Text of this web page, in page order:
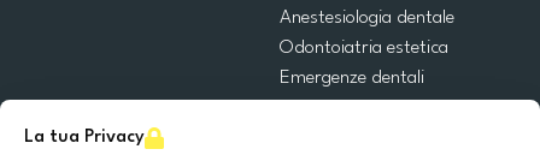
La tua Privacy
Anestesiologia dentale
Odontoiatria estetica
Emergenze dentali